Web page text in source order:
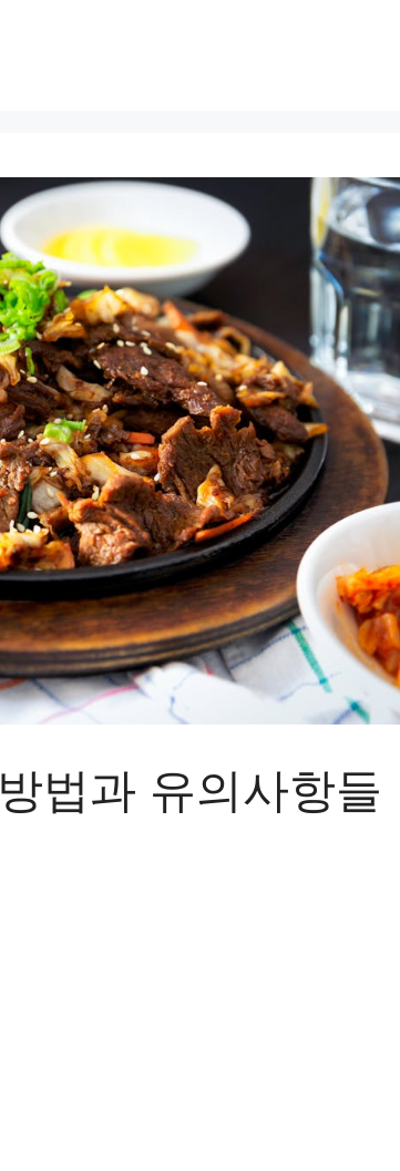
법과 유의사항들